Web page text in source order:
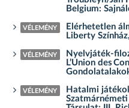
Belgium:
VÉLEMÉNY
Elérhetetlen
Liberty
VÉLEMÉNY
Nyelvjáték-
L’Union des
VÉLEMÉNY
Hatalmi